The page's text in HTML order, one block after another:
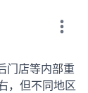
门店等内部重
，但不同地区